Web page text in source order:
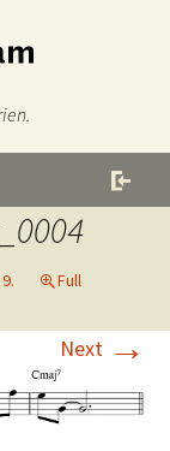
Full
Next →